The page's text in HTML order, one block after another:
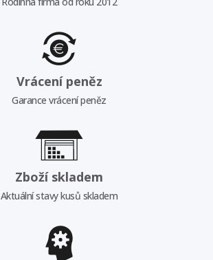
Vrácení peněz
Garance vrácení peněz
Zboží skladem
Aktuální stavy kusů skladem